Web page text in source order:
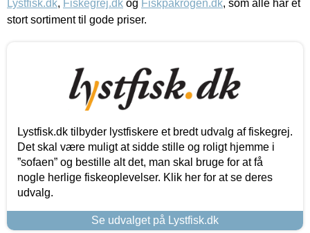
Lystfisk.dk, Fiskegrej.dk og Fiskpåkrogen.dk, som alle har et
stort sortiment til gode priser.
Lystfisk.dk tilbyder lystfiskere et bredt udvalg af fiskegrej.
Det skal være muligt at sidde stille og roligt hjemme i
”sofaen” og bestille alt det, man skal bruge for at få
nogle herlige fiskeoplevelser. Klik her for at se deres
udvalg.
Se udvalget på Lystfisk.dk